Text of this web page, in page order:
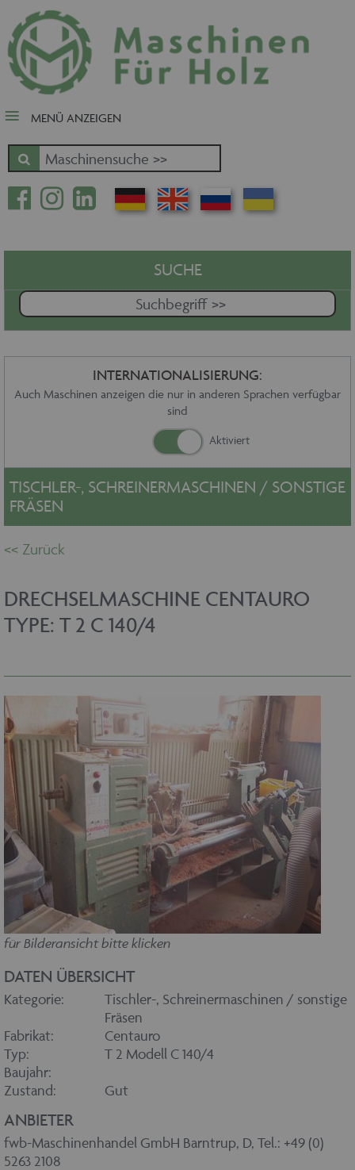
close Submenü
Nach Fertigungsschwerpunkt
Schnäppchen
Zuschnitt - Sägen
Kantenbearbeitung
Fräsen - Bohren - Hobeln - CNC
Oberfläche
Massivholz
Handling - Transportieren -
Stapeln - Verpacken etc.
Absaugen - Versorgen -
Service
Kontakt
Impressum
Datenschutz
MENÜ ANZEIGEN
SUCHE
INTERNATIONALISIERUNG:
Auch Maschinen anzeigen die nur in anderen Sprachen verfügbar
sind
TISCHLER-, SCHREINERMASCHINEN / SONSTIGE
FRÄSEN
DRECHSELMASCHINE CENTAURO
TYPE: T 2 C 140/4
für Bilderansicht bitte klicken
DATEN ÜBERSICHT
Kategorie:
Tischler-, Schreinermaschinen / sonstige
Fräsen
Fabrikat:
Centauro
Typ:
T 2 Modell C 140/4
Baujahr:
Zustand:
Gut
ANBIETER
fwb-Maschinenhandel GmbH Barntrup, D, Tel.: +49 (0)
5263 2108